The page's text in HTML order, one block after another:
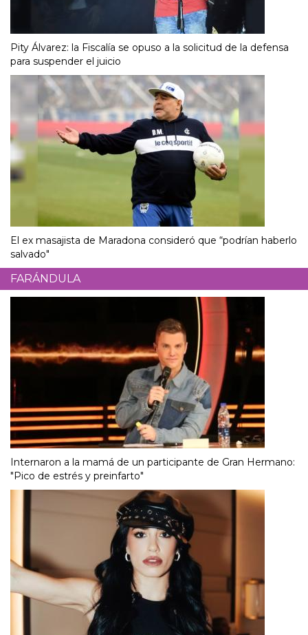
Pity Álvarez: la Fiscalía se opuso a la solicitud de la defensa
para suspender el juicio
El ex masajista de Maradona consideró que “podrían haberlo
salvado"
FARÁNDULA
Internaron a la mamá de un participante de Gran Hermano:
"Pico de estrés y preinfarto"